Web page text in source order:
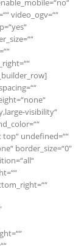
video_ogv=““
visibility“
undefined=““
border_size=“0″